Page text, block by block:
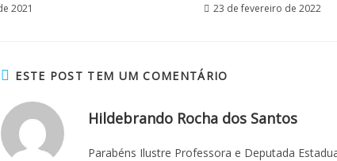
2021 23 de fevereiro de 2022
ESTE POST TEM UM COMENTÁRIO
Hildebrando Rocha dos Santos
Parabéns Ilustre Professora e Deputada